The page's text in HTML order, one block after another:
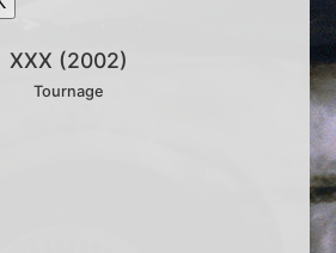
XXX (2002)
Tournage